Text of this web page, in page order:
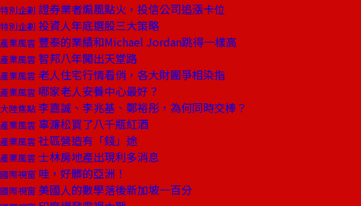
特別企劃 證券業者煽風點火，投信公司追漲卡位
特別企劃 投資人年底選股三大策略
產業風雲 豐泰的業績和Michael Jordan跳得一樣高
產業風雲 智邦八年闖出天堂路
產業風雲 老人住宅行情看俏，各大財團爭相染指
產業風雲 哪家老人安養中心最好？
大陸焦點 李嘉誠、李兆基、鄭裕彤，為何同時交棒？
產業風雲 辜濂松買了八千瓶紅酒
產業風雲 社區營造有「錢」途
產業風雲 士林房地產出現利多消息
國際視窗 哇，好髒的亞洲！
國際視窗 美國人的數學落後新加坡一百分